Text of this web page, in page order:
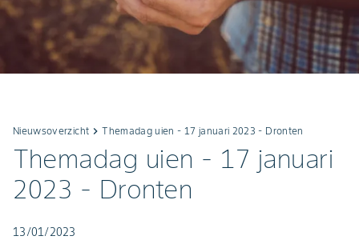
Nieuwsoverzicht keyboard_arrow_rightThemadag uien - 17 januari 2023 - Dronten
Themadag uien - 17 januari
2023 - Dronten
13/01/2023